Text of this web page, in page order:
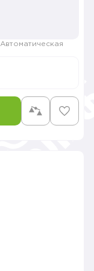
Автоматическая